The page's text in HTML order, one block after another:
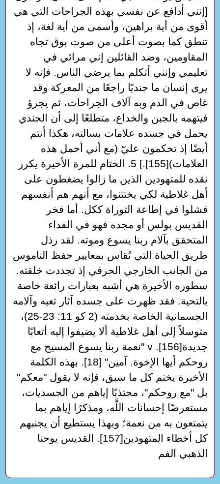
[إنني أدافع عن نفسي بهذه الجراحات التي هي
أقوى من أية براهين، وأسمى من أية لغة، إذ
تنطق كما بصوت أعلى من صوت بوق تجاه
المقاومين، وضد القائلين إني مرائي في
تعليمي وإنني أتكلم بما يرضي الناس. فإنه لا
يرى إنسان ما جنديًا راجعًا من المعركة وقد
غاص في الدم وبه آلاف الجراحات، ثم يجرؤ
فيتهمه بالجبن والخداع، متطلعًا إلى أن الجندي
يحمل في جسده علامات بسالته، هكذا أنتم
أيضًا إذ تحكمون عليّ (مع أني أحمل هذه
العلامات)[155].] 5. الختام للمرة الأخيرة يكرر
نقده للمتهودين الذين ما زالوا يضغطون على
أهل غلاطية لكي يختتنوا، مع أنهم هم أنفسهم
فشلوا في إطاعة التوراة ككل. أما فخر
القديس بولس أو مجده فهو في الفداء
المتحقق بآلام ربنا يسوع وموته. لقد رذل
طريق الحياة التي تُقاس بمعايير حفظ الناموس
من الجانب الخارجي الحرفي إذ تجددت خلقته.
سطوره الأخيرة هي أشبه بعبارات رائعة خاصة
بالتحية. فقد ظهرت على جسده آثار تعبه وآلامه
الجسمانية الخاصة بخدمته (2 كو 11: 23-25)،
متوسلاً إلى أهل غلاطية ألا يضيفوا إليه أتعابًا
جديدة[156]. v "نعمة ربنا يسوع المسيح مع
روحكم أيها الإخوة. آمين" [18]. بهذه الكلمة
الأخيرة يختم كل ما سبق، فإنه لا يقول "معكم"
بل "مع روحكم"، مجتذبًا إياهم من الجسديات،
مستعرضًا إحسانات اللَّه، ومذكرًا إياهم بما
يتمتعون به من نعمة؛ وبهذا يستطيع أن يجنبهم
كل أخطاء المتهودين[157]. القديس يوحنا
الذهبي الفم